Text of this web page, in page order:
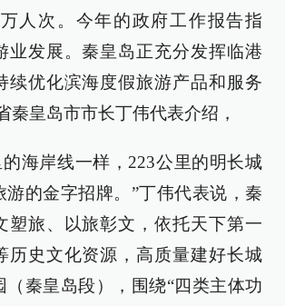
人次。今年的政府工作报告指
业发展。秦皇岛正充分发挥临港
续优化滨海度假旅游产品和服务
秦皇岛市市长丁伟代表介绍，
的海岸线一样，223公里的明长城
游的金字招牌。”丁伟代表说，秦
塑旅、以旅彰文，依托天下第一
历史文化资源，高质量建好长城
（秦皇岛段），围绕“四类主体功